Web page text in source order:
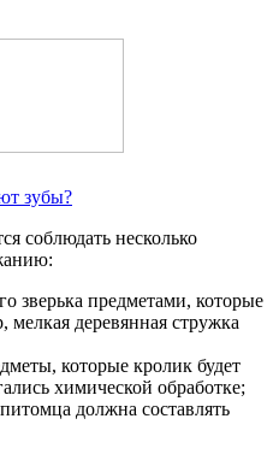
зубы?
соблюдать несколько
зверька предметами, которые
деревянная стружка
которые кролик будет
химической обработке;
должна составлять